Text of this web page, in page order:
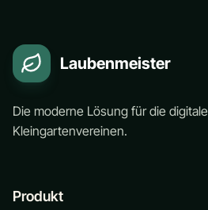
Laubenmeister
Die moderne Lösung für die
Kleingartenvereinen.
Produkt